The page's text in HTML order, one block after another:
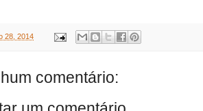
28, 2014
comentário: